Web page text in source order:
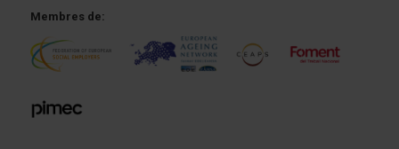
Membres de: